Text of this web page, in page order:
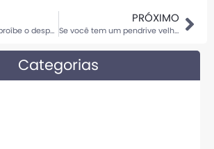
Mudança na lei proíbe o despejo de inquilinos mesmo após o término do contrato
PRÓXIMO
Se você tem um pendrive velho, não jogue fora — você tem um tesouro em casa: cinco formas de usá-lo
Categorias